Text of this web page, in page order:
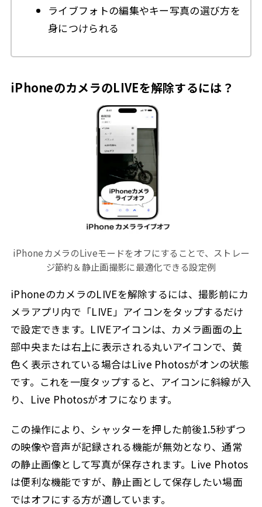
ライブフォトの編集やキー写真の選び方を
身につけられる
iPhoneのカメラのLIVEを解除するには？
iPhoneカメラのLiveモードをオフにすることで、ストレー
ジ節約＆静止画撮影に最適化できる設定例
iPhoneのカメラのLIVEを解除するには、撮影前にカ
メラアプリ内で「LIVE」アイコンをタップするだけ
で設定できます。LIVEアイコンは、カメラ画面の上
部中央または右上に表示される丸いアイコンで、黄
色く表示されている場合はLive Photosがオンの状態
です。これを一度タップすると、アイコンに斜線が入
り、Live Photosがオフになります。
この操作により、シャッターを押した前後1.5秒ずつ
の映像や音声が記録される機能が無効となり、通常
の静止画像として写真が保存されます。Live Photos
は便利な機能ですが、静止画として保存したい場面
ではオフにする方が適しています。